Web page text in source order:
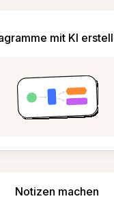
mit KI
Notizen machen